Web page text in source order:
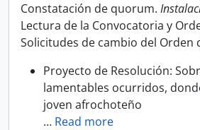
Constatación de quorum.
Lectura de la Convocatoria y
Solicitudes de cambio del Orden
Proyecto de Resolución:
lamentables ocurridos,
joven afrochoteño
… Read more